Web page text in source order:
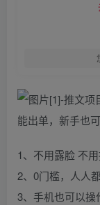
1、不用露脸 不
2、0门槛，人人
3、手机也可以操